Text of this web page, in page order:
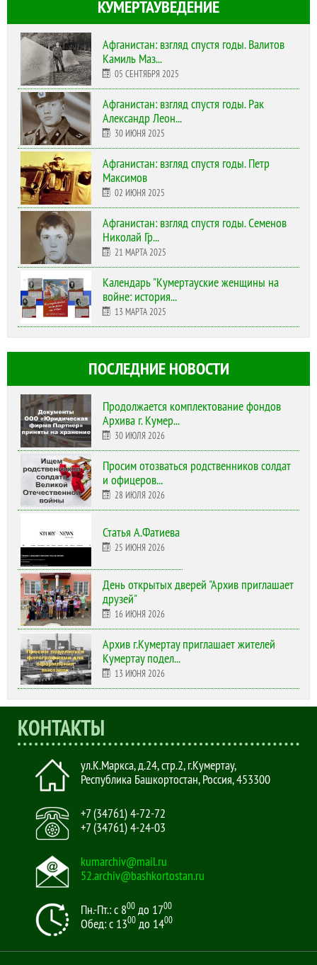
КУМЕРТАУВЕДЕНИЕ
Афганистан: взгляд спустя годы. Валитов
Камиль Маз...
05 СЕНТЯБРЯ 2025
Афганистан: взгляд спустя годы. Рак
Александр Леон...
30 ИЮНЯ 2025
Афганистан: взгляд спустя годы. Петр
Максимов
02 ИЮНЯ 2025
Афганистан: взгляд спустя годы. Семенов
Николай Гр...
21 МАРТА 2025
Календарь "Кумертауские женщины на
войне: история...
13 МАРТА 2025
ПОСЛЕДНИЕ НОВОСТИ
Продолжается комплектование фондов
Архива г. Кумер...
30 ИЮЛЯ 2026
Просим отозваться родственников солдат
и офицеров...
28 ИЮЛЯ 2026
Статья А.Фатиева
25 ИЮНЯ 2026
День открытых дверей "Архив приглашает
друзей"
16 ИЮНЯ 2026
Архив г.Кумертау приглашает жителей
Кумертау подел...
13 ИЮНЯ 2026
КОНТАКТЫ
ул.К.Маркса, д.24, стр.2,г.Кумертау,
Республика Башкортостан, Россия,453300
+7 (34761) 4-72-72
+7 (34761) 4-24-03
kumarchiv@mail.ru
52.archiv@bashkortostan.ru
Пн.-Пт.: с 800 до 1700
Обед: с 1300 до 1400